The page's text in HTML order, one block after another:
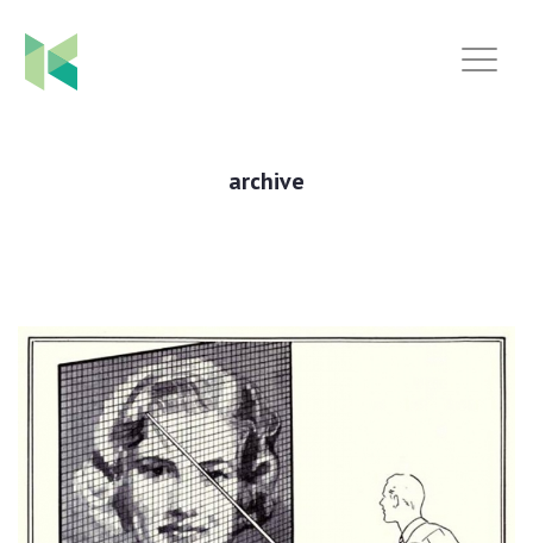
archive